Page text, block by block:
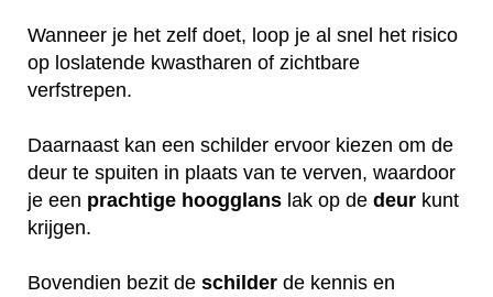
Wanneer je het zelf doet, loop je al snel het risico
op loslatende kwastharen of zichtbare
verfstrepen.
Daarnaast kan een schilder ervoor kiezen om de
deur te spuiten in plaats van te verven, waardoor
je een prachtige hoogglans lak op de deur kunt
krijgen.
Bovendien bezit de schilder de kennis en